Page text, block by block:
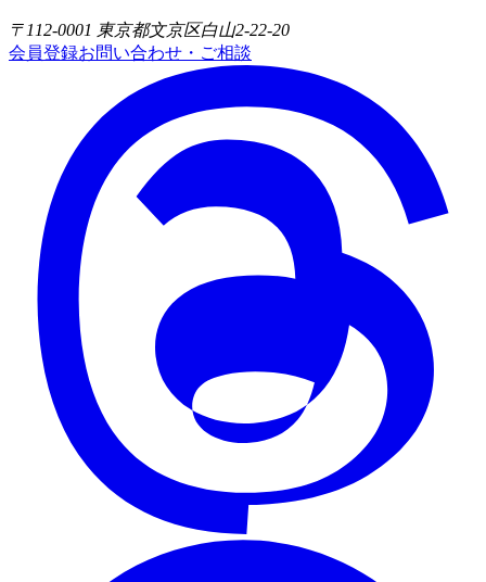
〒112-0001 東京都文京区白山2-22-20
会員登録お問い合わせ・ご相談